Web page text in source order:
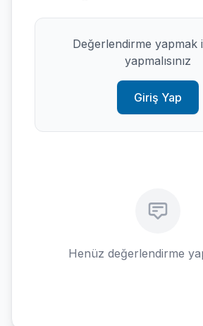
Değerlendirme yapmak
yapmalısınız
Giriş Yap
Henüz değerlendirme